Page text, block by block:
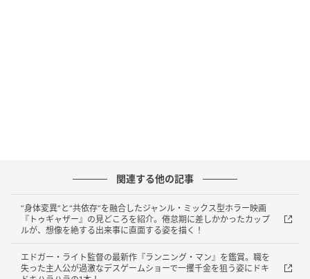
【写真】息子を亡くし、ヒューマノイドを迎え入れた音々(綾瀬はるかさん)と
健介(大悟さん)の甲本夫婦 (C)2026フジテレビジョン・ギャガ・東宝・AOI
関連する他の記事
“身体変異”と“共依存”を融合したジャンル・ミックス型ホラー映画
『トゥギャザー』の見どころを紹介。倦怠期に差しかかったカップ
ルが、想像を絶する出来事に直面する姿を描く！
エドガー・ライト監督の最新作『ランニング・マン』を鑑賞。職を
失った主人公が過激なデスゲームショーで一攫千金を狙う姿にドキ